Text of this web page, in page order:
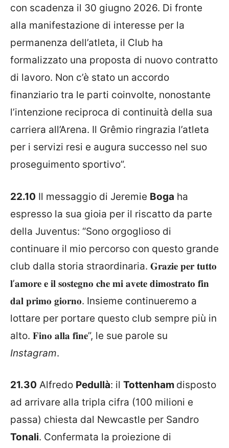
con scadenza il 30 giugno 2026. Di fronte
alla manifestazione di interesse per la
permanenza dell’atleta, il Club ha
formalizzato una proposta di nuovo contratto
di lavoro. Non c’è stato un accordo
finanziario tra le parti coinvolte, nonostante
l’intenzione reciproca di continuità della sua
carriera all’Arena. Il Grêmio ringrazia l’atleta
per i servizi resi e augura successo nel suo
proseguimento sportivo”.
22.10 Il messaggio di Jeremie Boga ha
espresso la sua gioia per il riscatto da parte
della Juventus: “Sono orgoglioso di
continuare il mio percorso con questo grande
club dalla storia straordinaria. 𝐆𝐫𝐚𝐳𝐢𝐞 𝐩𝐞𝐫 𝐭𝐮𝐭𝐭𝐨
𝐥’𝐚𝐦𝐨𝐫𝐞 𝐞 𝐢𝐥 𝐬𝐨𝐬𝐭𝐞𝐠𝐧𝐨 𝐜𝐡𝐞 𝐦𝐢 𝐚𝐯𝐞𝐭𝐞 𝐝𝐢𝐦𝐨𝐬𝐭𝐫𝐚𝐭𝐨 𝐟𝐢𝐧
𝐝𝐚𝐥 𝐩𝐫𝐢𝐦𝐨 𝐠𝐢𝐨𝐫𝐧𝐨. Insieme continueremo a
lottare per portare questo club sempre più in
alto. 𝐅𝐢𝐧𝐨 𝐚𝐥𝐥𝐚 𝐟𝐢𝐧𝐞”, le sue parole su
Instagram.
21.30 Alfredo Pedullà: il Tottenham disposto
ad arrivare alla tripla cifra (100 milioni e
passa) chiesta dal Newcastle per Sandro
Tonali. Confermata la proiezione di